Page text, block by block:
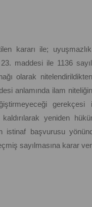
kararı ile;
maddesi ile 1136
olarak
anlamında ilam
gerekçesi
yeniden
istinaf başvurusu
sayılmasına karar